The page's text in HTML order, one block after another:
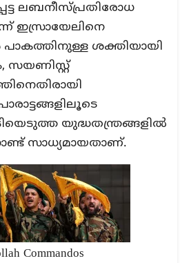
ലബനീസ്പ്രതിരോധ
ഇസ്രായേലിനെ
ശക്തിയായി
സയണിസ്റ്റ്
യുദ്ധതന്ത്രങ്ങളില്‍
സാധ്യമായതാണ്.
Commandos